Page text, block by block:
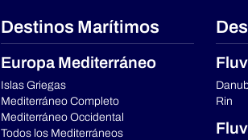
Destinos Marítimos
Europa Mediterráneo
Islas Griegas
Mediterráneo Completo
Mediterráneo Occidental
Todos los Mediterráneos
Rin